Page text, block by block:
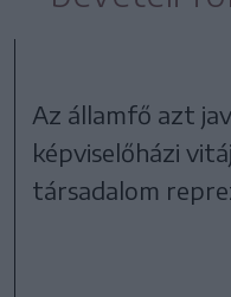
Az államfő azt
képviselőházi
társadalom